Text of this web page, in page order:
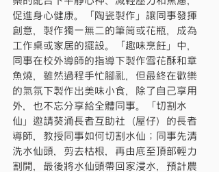
促進身心健康。「陶瓷製作」讓同事發揮
創意，製作獨一無二的筆筒或花瓶，成為
工作桌或家居的擺設。「趣味烹飪」中，
同事在校外導師的指導下製作雪花酥和章
魚燒，雖然過程手忙腳亂，但最終在歡樂
的氣氛下製作出美味小食，除了自己享用
外，也不忘分享給全體同事。「切割水
仙」邀請葵涌長者互助社（屋仔）的長者
導師，教授同事如何切割水仙；同事先清
洗水仙頭，剪去枯根，再由底至頂部輕力
割開，最後將水仙頭帶回家浸水，預計農